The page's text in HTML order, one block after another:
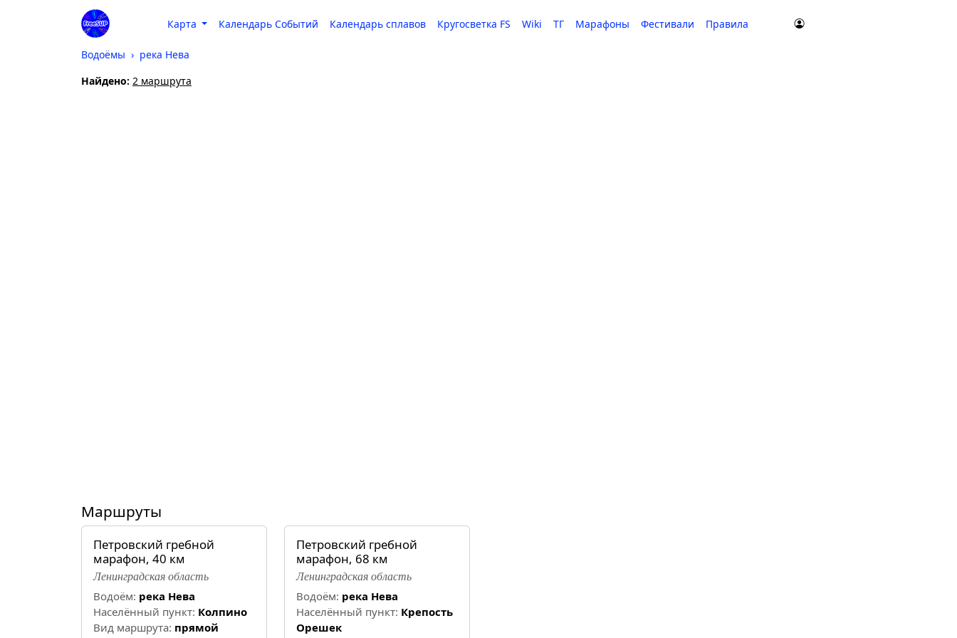
Карта Календарь Событий Календарь сплавов Кругосветка FS Wiki ТГ Марафоны Фестивали Правила
Водоёмы
река Нева
Найдено: 2 маршрута
Маршруты
Петровский гребной
марафон, 40 км
Ленинградская область
Водоём: река Нева
Населённый пункт: Колпино
Вид маршрута: прямой
Петровский гребной
марафон, 68 км
Ленинградская область
Водоём: река Нева
Населённый пункт: Крепость
Орешек